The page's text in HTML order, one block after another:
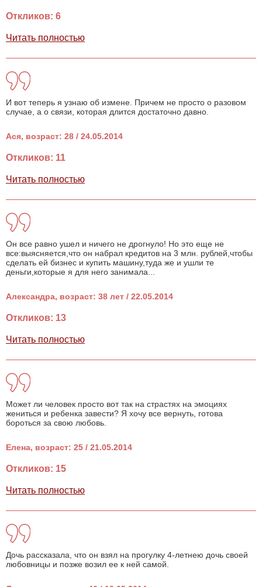
Откликов: 6
Читать полностью
И вот теперь я узнаю об измене. Причем не просто о разовом
случае, а о связи, которая длится достаточно давно.
Ася, возраст: 28 / 24.05.2014
Откликов: 11
Читать полностью
Он все равно ушел и ничего не дрогнуло! Но это еще не
все:выясняется,что он набрал кредитов на 3 млн. рублей,чтобы
сделать ей бизнес и купить машину,туда же и ушли те
деньги,которые я для него занимала...
Александра, возраст: 38 лет / 22.05.2014
Откликов: 13
Читать полностью
Может ли человек просто вот так на страстях на эмоциях
жениться и ребенка завести? Я хочу все вернуть, готова
бороться за свою любовь.
Елена, возраст: 25 / 21.05.2014
Откликов: 15
Читать полностью
Дочь рассказала, что он взял на прогулку 4-летнею дочь своей
любовницы и позже возил ее к ней самой.